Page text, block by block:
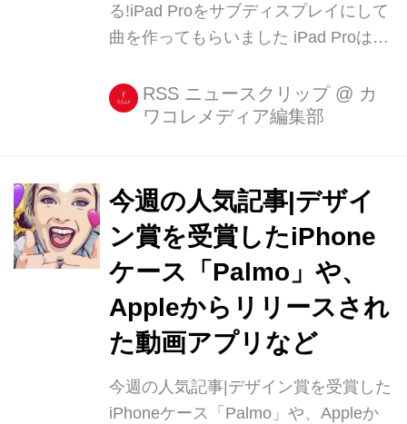
る!iPad Proをサブディスプレイにして
曲を作ってもらいました iPad Proは
ブレットのように使えるとあって、イ
ラストレーターなど頻繁に絵を描く人
か? 今回は楽曲制 [...]
RSS ニュースクリップ @ カ
ワコレメディア編集部
今週の人気記事|デザイ
ン賞を受賞したiPhone
ケース「Palmo」や、
Appleからリリースされ
た動画アプリなど
今週の人気記事|デザイン賞を受賞した
iPhoneケース「Palmo」や、Appleか